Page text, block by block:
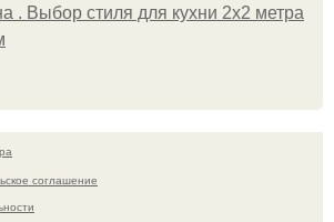
. Выбор стиля для кухни 2х2 метра
соглашение